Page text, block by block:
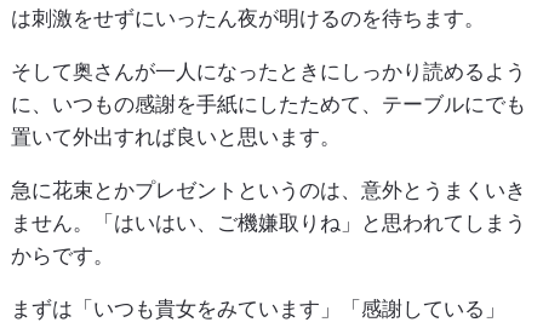
は刺激をせずにいったん夜が明けるのを待ちます。
そして奥さんが一人になったときにしっかり読めるよう
に、いつもの感謝を手紙にしたためて、テーブルにでも
置いて外出すれば良いと思います。
急に花束とかプレゼントというのは、意外とうまくいき
ません。「はいはい、ご機嫌取りね」と思われてしまう
からです。
まずは「いつも貴女をみています」「感謝している」